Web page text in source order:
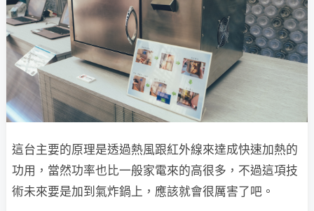
這台主要的原理是透過熱風跟紅外線來達成快速加熱的
功用，當然功率也比一般家電來的高很多，不過這項技
術未來要是加到氣炸鍋上，應該就會很厲害了吧。